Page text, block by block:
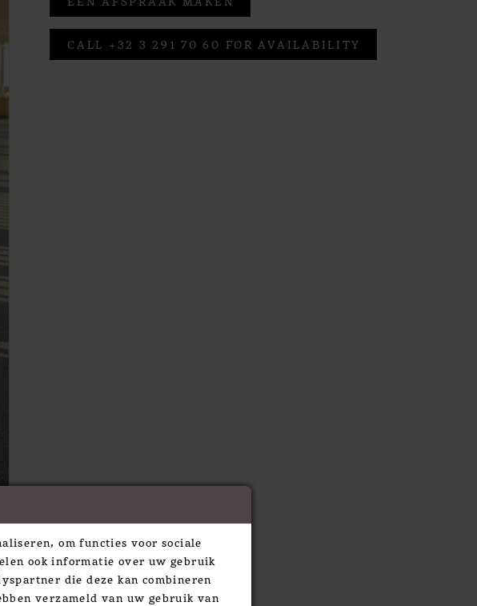
CALL +32 3 291 70 60 FOR AVAILABILITY
om functies voor sociale
ook informatie over uw gebruik
die deze kan combineren
verzameld van uw gebruik van